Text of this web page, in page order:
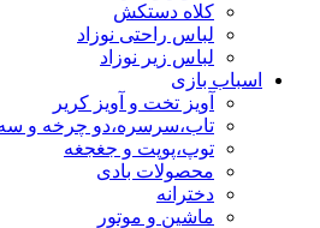
کلاه دستکش
لباس راحتی نوزاد
لباس زیر نوزاد
اسباب بازی
آویز تخت و آویز کریر
تاب،سرسره،دو چرخه و
توپ،پوپت و جغجغه
محصولات بادی
دخترانه
ماشین و موتور